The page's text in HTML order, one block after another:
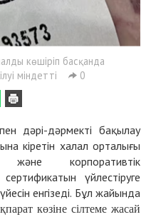
көшіріп басқанда
міндетті
0
дәрі-дәрмекті бақылау
кіретін халал орталығы
және корпоративтік
үйлестіруге
енгізеді. Бұл жайында
көзіне сілтеме жасай